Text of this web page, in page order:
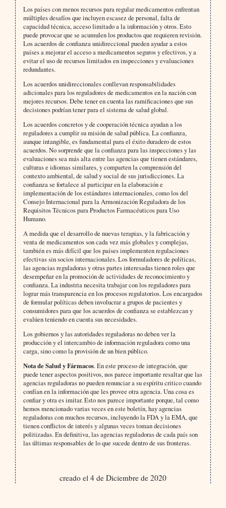
Los países con menos recursos para regular medicamentos enfrentan
múltiples desafíos que incluyen escasez de personal, falta de
capacidad técnica, acceso limitado a la información y otros. Esto
puede provocar que se acumulen los productos que requieren revisión.
Los acuerdos de confianza unidireccional pueden ayudar a estos
países a mejorar el acceso a medicamentos seguros y efectivos, y a
evitar el uso de recursos limitados en inspecciones y evaluaciones
redundantes.
Los acuerdos unidireccionales conllevan responsabilidades
adicionales para los reguladores de medicamentos en la nación con
mejores recursos. Debe tener en cuenta las ramificaciones que sus
decisiones podrían tener para el sistema de salud global.
Los acuerdos concretos y de cooperación técnica ayudan a los
reguladores a cumplir su misión de salud pública. La confianza,
aunque intangible, es fundamental para el éxito duradero de estos
acuerdos. No sorprende que la confianza para las inspecciones y las
evaluaciones sea más alta entre las agencias que tienen estándares,
culturas e idiomas similares, y comparten la comprensión del
contexto ambiental, de salud y social de sus jurisdicciones. La
confianza se fortalece al participar en la elaboración e
implementación de los estándares internacionales, como los del
Consejo Internacional para la Armonización Reguladora de los
Requisitos Técnicos para Productos Farmacéuticos para Uso
Humano.
A medida que el desarrollo de nuevas terapias, y la fabricación y
venta de medicamentos son cada vez más globales y complejas,
también es más difícil que los países implementen regulaciones
efectivas sin socios internacionales. Los formuladores de políticas,
las agencias reguladoras y otras partes interesadas tienen roles que
desempeñar en la promoción de actividades de reconocimiento y
confianza. La industria necesita trabajar con los reguladores para
lograr más transparencia en los procesos regulatorios. Los encargados
de formular políticas deben involucrar a grupos de pacientes y
consumidores para que los acuerdos de confianza se establezcan y
evalúen teniendo en cuenta sus necesidades.
Los gobiernos y las autoridades reguladoras no deben ver la
producción y el intercambio de información reguladora como una
carga, sino como la provisión de un bien público.
Nota de Salud y Fármacos. En este proceso de integración, que
puede tener aspectos positivos, nos parece importante resaltar que las
agencias reguladoras no pueden renunciar a su espíritu critico cuando
confían en la información que les provee otra agencia. Una cosa es
confiar y otra es imitar. Esto nos parece importante porque, tal como
hemos mencionado varias veces en este boletín, hay agencias
reguladoras con muchos recursos, incluyendo la FDA y la EMA, que
tienen conflictos de interés y algunas veces toman decisiones
politizadas. En definitiva, las agencias reguladoras de cada país son
las últimas responsables de lo que sucede dentro de sus fronteras.
creado el 4 de Diciembre de 2020